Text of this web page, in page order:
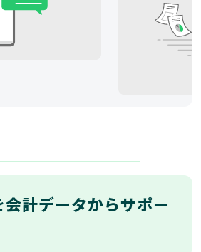
計データからサポー